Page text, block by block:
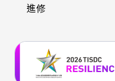
進修